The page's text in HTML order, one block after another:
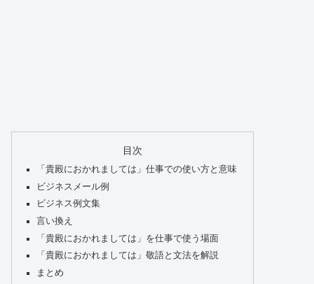
目次
「貴殿におかれましては」仕事での使い方と意味
ビジネスメール例
ビジネス例文集
言い換え
「貴殿におかれましては」を仕事で使う場面
「貴殿におかれましては」敬語と文法を解説
まとめ